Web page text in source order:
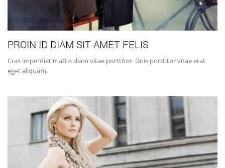
PROIN ID DIAM SIT AMET FELIS
Cras imperdiet mattis diam vitae porttitor. Duis porttitor vitae erat
eget aliquam.